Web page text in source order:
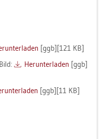
[ggb][121 KB]
Her­un­ter­la­den [ggb]
[ggb][11 KB]